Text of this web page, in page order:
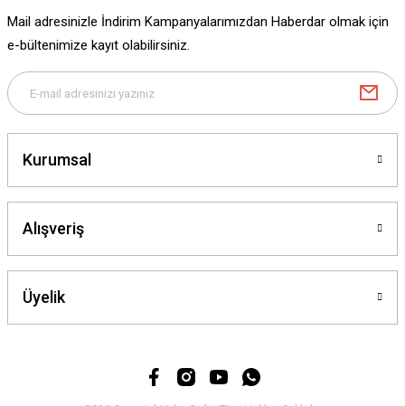
Bu ürüne benzer farklı alternatifler olmalı.
Mail adresinizle İndirim Kampanyalarımızdan Haberdar olmak için
e-bültenimize kayıt olabilirsiniz.
Kurumsal
Alışveriş
Üyelik